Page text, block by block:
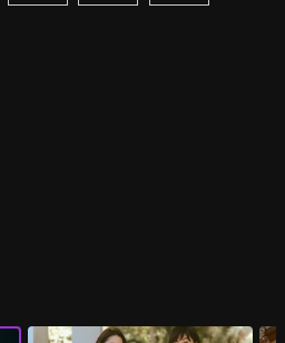
1季 第1集
的那刻 第2季 第1集